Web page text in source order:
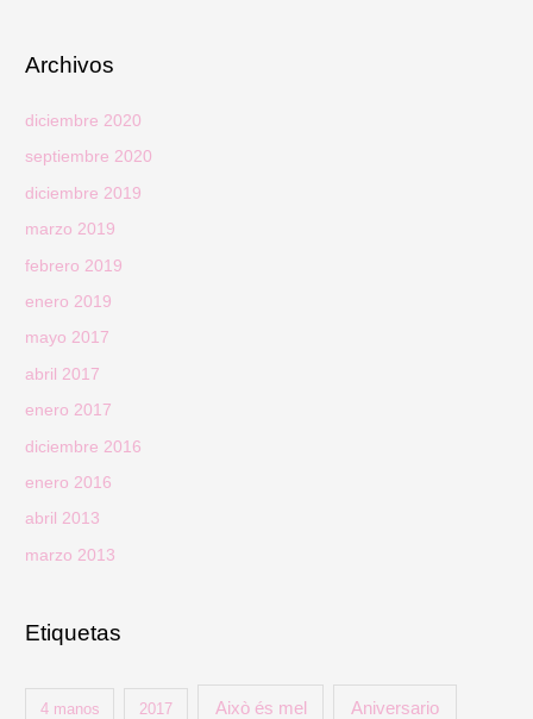
Archivos
diciembre 2020
septiembre 2020
diciembre 2019
marzo 2019
febrero 2019
enero 2019
mayo 2017
abril 2017
enero 2017
diciembre 2016
enero 2016
abril 2013
marzo 2013
Etiquetas
4 manos 2017 Això és mel Aniversario